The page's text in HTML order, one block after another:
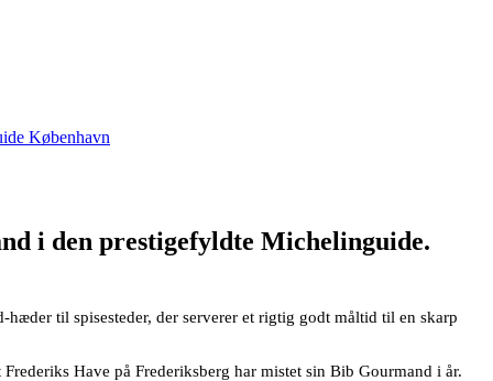
København
i den prestigefyldte Michelinguide.
til spisesteder, der serverer et rigtig godt måltid til en skarp
Have på Frederiksberg har mistet sin Bib Gourmand i år.